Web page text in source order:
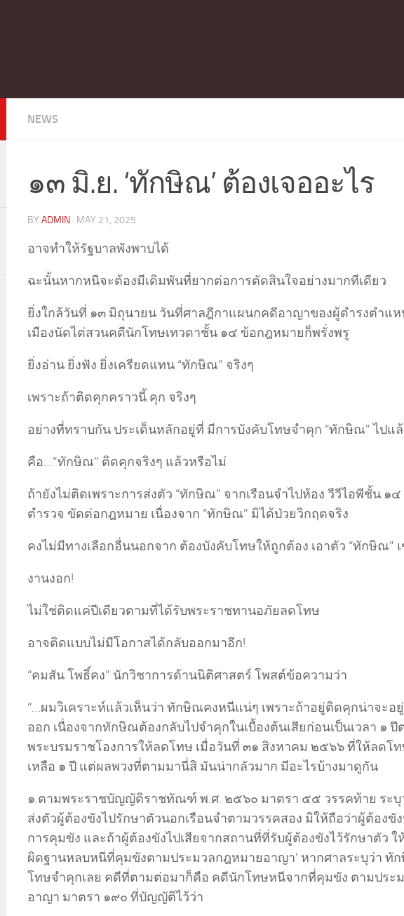
NEWS
๑๓ มิ.ย. ‘ทักษิณ’ ต้องเจออะไร
BY ADMIN · MAY 21, 2025
อาจทำให้รัฐบาลพังพาบได้
ฉะนั้นหากหนีจะต้องมีเดิมพันที่ยากต่อการตัดสินใจอย่างมากทีเดียว
ยิ่งใกล้วันที่ ๑๓ มิถุนายน วันที่ศาลฎีกาแผนกคดีอาญาของผู้ดำรงตำแห
เมืองนัดไต่สวนคดีนักโทษเทวดาชั้น ๑๔ ข้อกฎหมายก็พรั่งพรู
ยิ่งอ่าน ยิ่งฟัง ยิ่งเครียดแทน “ทักษิณ” จริงๆ
เพราะถ้าติดคุกคราวนี้ คุก จริงๆ
อย่างที่ทราบกัน ประเด็นหลักอยู่ที่ มีการบังคับโทษจำคุก “ทักษิณ” ไปแ
คือ…”ทักษิณ” ติดคุกจริงๆ แล้วหรือไม่
ถ้ายังไม่ติดเพราะการส่งตัว “ทักษิณ” จากเรือนจำไปห้อง วีวีไอพีชั้น ๑
ตำรวจ ขัดต่อกฎหมาย เนื่องจาก “ทักษิณ” มิได้ป่วยวิกฤตจริง
คงไม่มีทางเลือกอื่นนอกจาก ต้องบังคับโทษให้ถูกต้อง เอาตัว “ทักษิณ” เ
งานงอก!
ไม่ใช่ติดแค่ปีเดียวตามที่ได้รับพระราชทานอภัยลดโทษ
อาจติดแบบไม่มีโอกาสได้กลับออกมาอีก!
“คมสัน โพธิ์คง” นักวิชาการด้านนิติศาสตร์ โพสต์ข้อความว่า
“…ผมวิเคราะห์แล้วเห็นว่า ทักษิณคงหนีแน่ๆ เพราะถ้าอยู่ติดคุกน่าจะอ
ออก เนื่องจากทักษิณต้องกลับไปจำคุกในเบื้องต้นเสียก่อนเป็นเวลา ๑ ปี
พระบรมราชโองการให้ลดโทษ เมื่อวันที่ ๓๑ สิงหาคม ๒๕๖๖ ที่ให้ลดโ
เหลือ ๑ ปี แต่ผลพวงที่ตามมานี่สิ มันน่ากลัวมาก มีอะไรบ้างมาดูกัน
๑.ตามพระราชบัญญัติราชทัณฑ์ พ.ศ. ๒๕๖๐ มาตรา ๕๕ วรรคท้าย ระบุ
ส่งตัวผู้ต้องขังไปรักษาตัวนอกเรือนจำตามวรรคสอง มิให้ถือว่าผู้ต้องขั
การคุมขัง และถ้าผู้ต้องขังไปเสียจากสถานที่ที่รับผู้ต้องขังไว้รักษาตัว ใ
ผิดฐานหลบหนีที่คุมขังตามประมวลกฎหมายอาญา’ หากศาลระบุว่า ทั
โทษจำคุกเลย คดีที่ตามต่อมาก็คือ คดีนักโทษหนีจากที่คุมขัง ตามประ
อาญา มาตรา ๑๙๐ ที่บัญญัติไว้ว่า